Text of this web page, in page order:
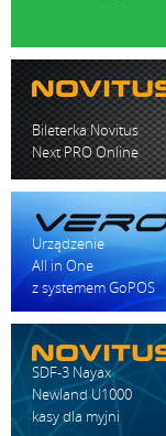
Bileterka Novitus
Next PRO Online
Urządzenie
All in One
z systemem GoPOS
SDF-3 Nayax
Newland U1000
kasy dla myjni